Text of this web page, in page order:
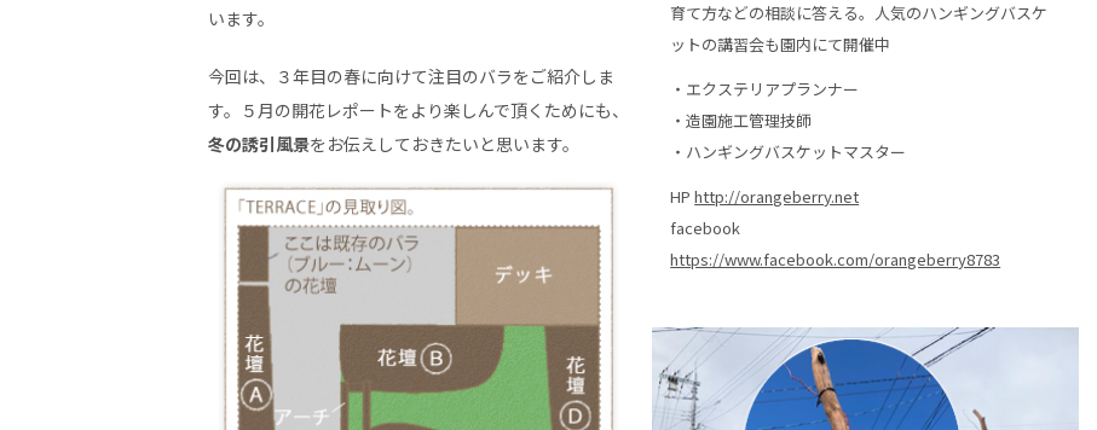
育て方などの相談に答える。人気のハンギングバスケ
ットの講習会も園内にて開催中
・エクステリアプランナー
・造園施工管理技師
・ハンギングバスケットマスター
HPhttp://orangeberry.net
facebook
https://www.facebook.com/orangeberry8783
います。
今回は、３年目の春に向けて注目のバラをご紹介しま
す。５月の開花レポートをより楽しんで頂くためにも、
冬の誘引風景をお伝えしておきたいと思います。